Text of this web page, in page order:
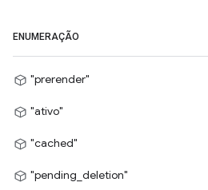
ENUMERAÇÃO
"prerender"
"ativo"
"cached"
"pending_deletion"